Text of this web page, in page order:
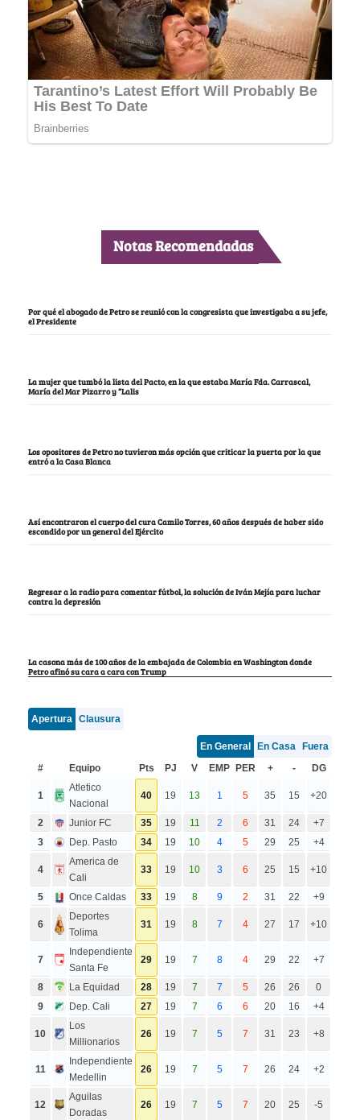
Notas Recomendadas
Por qué el abogado de Petro se reunió con la congresista que investigaba a su jefe,
el Presidente
La mujer que tumbó la lista del Pacto, en la que estaba María Fda. Carrascal,
María del Mar Pizarro y “Lalis
Los opositores de Petro no tuvieron más opción que criticar la puerta por la que
entró a la Casa Blanca
Así encontraron el cuerpo del cura Camilo Torres, 60 años después de haber sido
escondido por un general del Ejército
Regresar a la radio para comentar fútbol, la solución de Iván Mejía para luchar
contra la depresión
La casona más de 100 años de la embajada de Colombia en Washington donde
Petro afinó su cara a cara con Trump
Apertura Clausura
En General En Casa
Fuera
#
Equipo Pts PJ V EMP PER + - DG
1
Atletico
Nacional
40 19 13 1 5 35 15 +20
2 Junior FC 35 19 11 2 6 31 24
+7
3
Dep. Pasto 34 19 10 4 5 29 25 +4
4
America de
Cali
33 19 10 3 6 25 15 +10
5 Once Caldas 33 19 8 9 2 31 22 +9
6
Deportes
Tolima
31 19 8 7 4 27 17 +10
7
Independiente
Santa Fe
29 19 7 8 4 29 22 +7
8 La Equidad 28 19 7 7 5 26 26
0
9
Dep. Cali 27 19 7 6 6 20 16 +4
10
Los
Millionarios
26 19 7 5 7 31 23 +8
11
Independiente
Medellin
26 19 7 5 7 26 24 +2
12
Aguilas
Doradas
26 19 7 5 7 20 25 -5